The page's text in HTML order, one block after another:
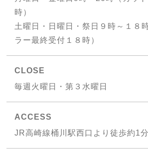
土曜日・日曜日・祭日９時～１８時（パーマ・
CLOSED : 毎週火曜日・第３
web予約はこちら
時）
土曜日・日曜日・祭日９時～１８
ラー最終受付１８時）
CLOSE
毎週火曜日・第３水曜日
ACCESS
JR高崎線桶川駅西口より徒歩約1分